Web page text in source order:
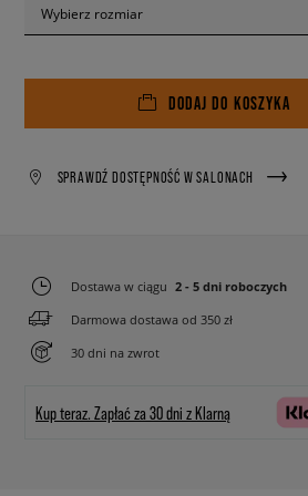
Wybierz rozmiar
DODAJ DO KOSZYKA
SPRAWDŹ DOSTĘPNOŚĆ W SALONACH
Dostawa w ciągu 2 - 5 dni roboczych
Darmowa dostawa od 350 zł
30 dni na zwrot
Kup teraz. Zapłać za 30 dni z Klarną